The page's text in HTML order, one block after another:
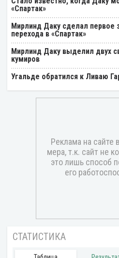
«Спартак»
Мирлинд Даку сделал первое
перехода в «Спартак»
Мирлинд Даку выделил двух
кумиров
Угальде обратился к Ливаю